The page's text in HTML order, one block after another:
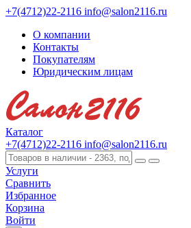
+7(4712)22-2116 info@salon2116.ru
О компании
Контакты
Покупателям
Юридическим лицам
Каталог
+7(4712)22-2116 info@salon2116.ru
Услуги
Сравнить
Избранное
Корзина
Войти